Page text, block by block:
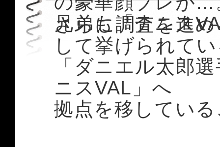
兄弟も「テニス
さらに調査を進
して挙げられて
「ダニエル太郎
ニスVAL」へ
拠点を移してい